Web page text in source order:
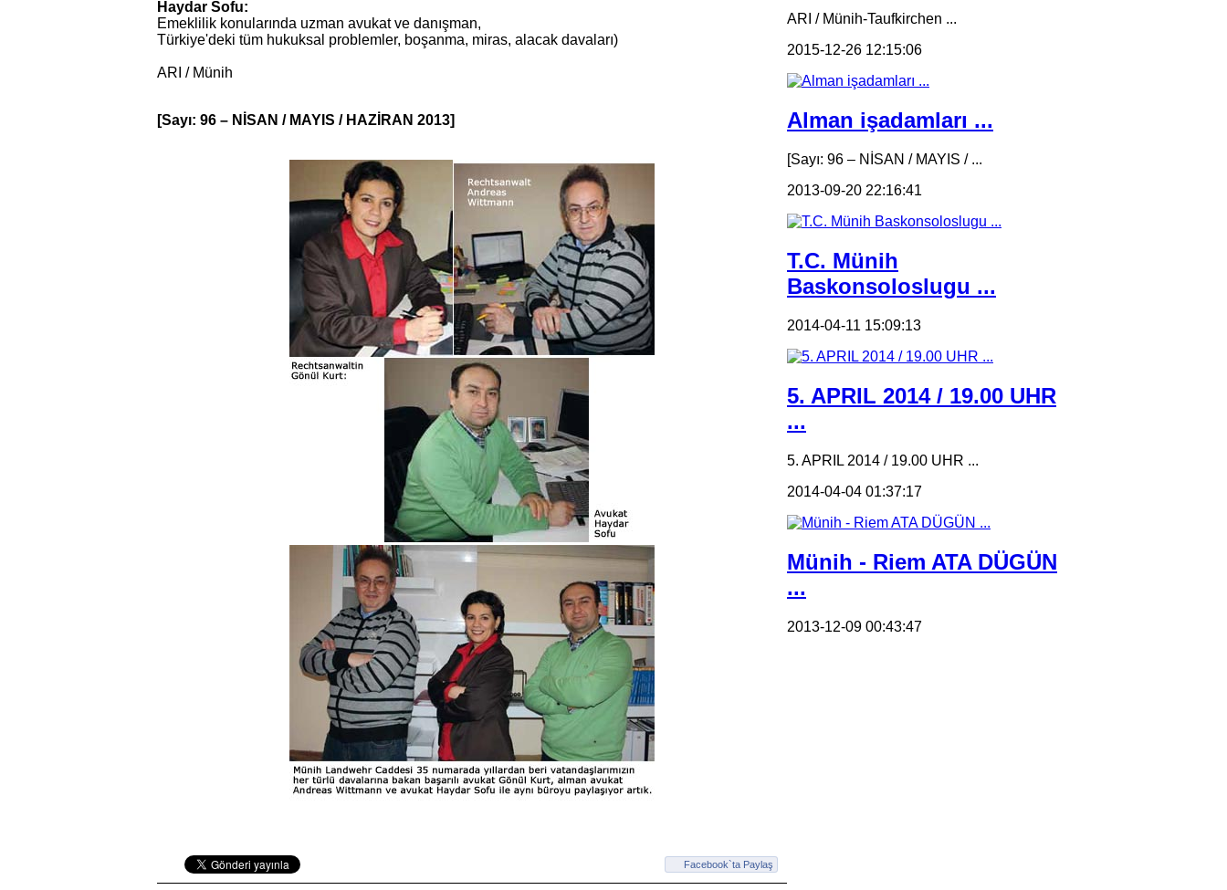
Haydar Sofu:
Emeklilik konularında uzman avukat ve danışman,
Türkiye'deki tüm hukuksal problemler, boşanma, miras, alacak davaları)
ARI / Münih
[Sayı: 96 – NİSAN / MAYIS / HAZİRAN 2013]
Facebook`ta Paylaş
ARI / Münih-Taufkirchen ...
2015-12-26 12:15:06
Alman işadamları ...
[Sayı: 96 – NİSAN / MAYIS / ...
2013-09-20 22:16:41
T.C. Münih
Baskonsoloslugu ...
2014-04-11 15:09:13
5. APRIL 2014 / 19.00 UHR
...
5. APRIL 2014 / 19.00 UHR ...
2014-04-04 01:37:17
Münih - Riem ATA DÜGÜN
...
2013-12-09 00:43:47